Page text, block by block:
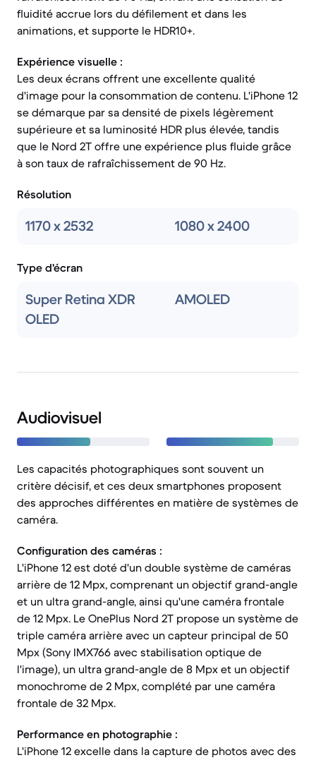
fluidité accrue lors du défilement et dans les
animations, et supporte le HDR10+.
Expérience visuelle :
Les deux écrans offrent une excellente qualité
d'image pour la consommation de contenu. L'iPhone 12
se démarque par sa densité de pixels légèrement
supérieure et sa luminosité HDR plus élevée, tandis
que le Nord 2T offre une expérience plus fluide grâce
à son taux de rafraîchissement de 90 Hz.
Résolution
1170 x 2532 1080 x 2400
Type d'écran
Super Retina XDR
OLED
AMOLED
Audiovisuel
Les capacités photographiques sont souvent un
critère décisif, et ces deux smartphones proposent
des approches différentes en matière de systèmes de
caméra.
Configuration des caméras :
L'iPhone 12 est doté d'un double système de caméras
arrière de 12 Mpx, comprenant un objectif grand-angle
et un ultra grand-angle, ainsi qu'une caméra frontale
de 12 Mpx. Le OnePlus Nord 2T propose un système de
triple caméra arrière avec un capteur principal de 50
Mpx (Sony IMX766 avec stabilisation optique de
l'image), un ultra grand-angle de 8 Mpx et un objectif
monochrome de 2 Mpx, complété par une caméra
frontale de 32 Mpx.
Performance en photographie :
L'iPhone 12 excelle dans la capture de photos avec des